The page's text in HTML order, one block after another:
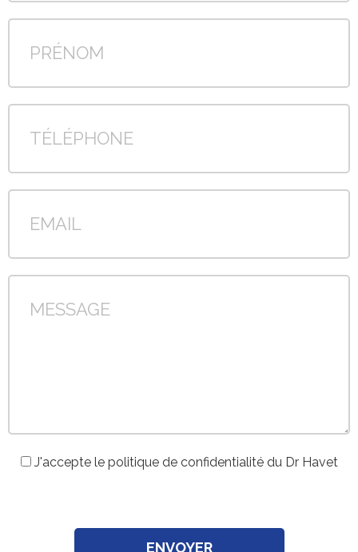
J'accepte le politique de confidentialité du Dr Havet